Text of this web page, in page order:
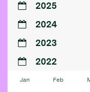
2025
2024
2023
2022
Jan Feb